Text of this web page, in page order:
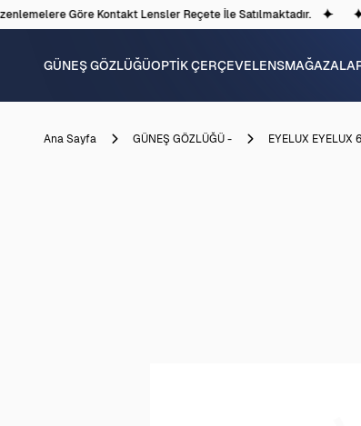
Göre Kontakt Lensler Reçete İle Satılmaktadır.
GÜNEŞ GÖZLÜĞÜOPTİK ÇERÇEVELENS
Ana Sayfa GÜNEŞ GÖZLÜĞÜ - EYELUX EYELUX